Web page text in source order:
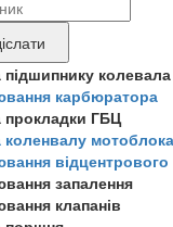
підшипнику колевала
карбюратора
прокладки ГБЦ
коленвалу мотоблока
запалення
клапанів